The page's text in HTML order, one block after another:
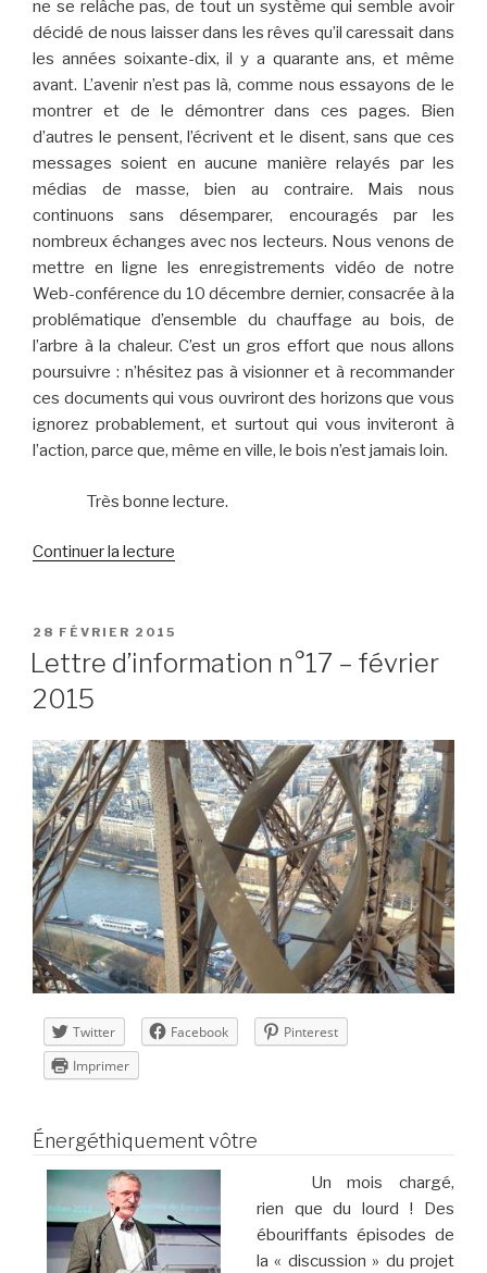
ne se relâche pas, de tout un système qui semble avoir
décidé de nous laisser dans les rêves qu’il caressait dans
les années soixante-dix, il y a quarante ans, et même
avant. L’avenir n’est pas là, comme nous essayons de le
montrer et de le démontrer dans ces pages. Bien
d’autres le pensent, l’écrivent et le disent, sans que ces
messages soient en aucune manière relayés par les
médias de masse, bien au contraire. Mais nous
continuons sans désemparer, encouragés par les
nombreux échanges avec nos lecteurs. Nous venons de
mettre en ligne les enregistrements vidéo de notre
Web-conférence du 10 décembre dernier, consacrée à la
problématique d’ensemble du chauffage au bois, de
l’arbre à la chaleur. C’est un gros effort que nous allons
poursuivre : n’hésitez pas à visionner et à recommander
ces documents qui vous ouvriront des horizons que vous
ignorez probablement, et surtout qui vous inviteront à
l’action, parce que, même en ville, le bois n’est jamais loin.
Très bonne lecture.
Continuer la lecture
–
PUBLIÉ
LE
28 FÉVRIER 2015
Lettre d’information n°17 – février
2015
Twitter Facebook
Pinterest
Imprimer
Énergéthiquement vôtre
Un mois chargé,
rien que du lourd ! Des
ébouriffants épisodes de
la « discussion » du projet